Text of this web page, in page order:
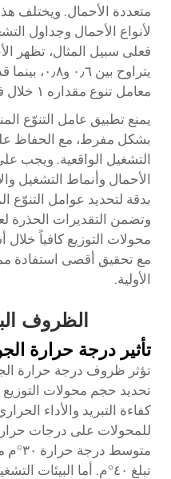
متعددة الأحمال. ويختلف هذا
لأنواع الأحمال وجداول
فعلى سبيل المثال، تظهر
يتراوح بين
معامل تنوع مقداره ١ خلال فترات الذروة الإنتاجية.
يمنع تطبيق عامل التنوّع
بشكل مفرط، مع الحفاظ
التشغيل الواقعية. ويجب
الأحمال وأنماط التشغيل
بدقة لتحديد عوامل التنوّع
وتضمن التقديرات الحذرة
محولات التوزيع كافياً خلال
مع تحقيق أقصى استفادة
الأولية.
الظروف
تأثير درجة حرارة
تؤثر ظروف درجة حرارة
تحديد حجم محولات التوزيع
كفاءة التبريد والأداء
للمحولات على درجات
تبلغ ٤٠°م. أما البيئات